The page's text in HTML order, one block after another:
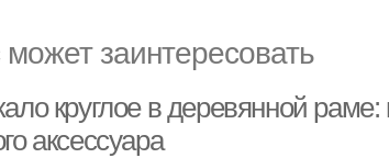
заинтересовать
круглое в деревянной
аксессуара